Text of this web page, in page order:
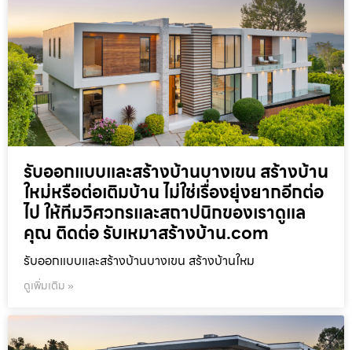
รับออกแบบและสร้างบ้านบางเขน สร้างบ้าน
ใหม่หรือต่อเติมบ้าน ไม่ใช่เรื่องยุ่งยากอีกต่อ
ไป ให้ทีมวิศวกรและสถาปนิกของเราดูแล
คุณ ติดต่อ รับเหมาสร้างบ้าน.com
รับออกแบบและสร้างบ้านบางเขน สร้างบ้านใหม
ดูเพิ่มเติม »